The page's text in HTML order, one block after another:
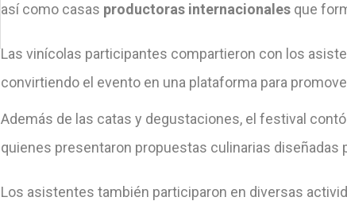
así como casas productoras internacionales que
Las vinícolas participantes compartieron con los
convirtiendo el evento en una plataforma para
Además de las catas y degustaciones, el festival
quienes presentaron propuestas culinarias
Los asistentes también participaron en diversas